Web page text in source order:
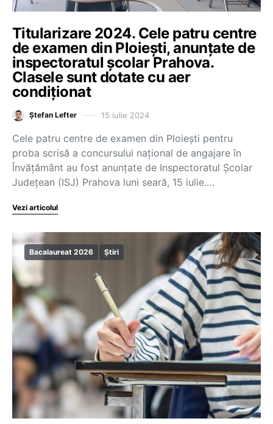
Titularizare 2024. Cele patru centre
de examen din Ploiești, anunțate de
inspectoratul școlar Prahova.
Clasele sunt dotate cu aer
condiționat
Ștefan Lefter 15 iulie 2024
Cele patru centre de examen din Ploiești pentru
proba scrisă a concursului național de angajare în
Învățământ au fost anunțate de Inspectoratul Școlar
Județean (ISJ) Prahova luni seară, 15 iulie.…
Vezi articolul
Bacalaureat 2026 Știri